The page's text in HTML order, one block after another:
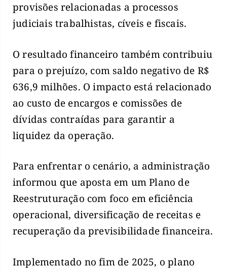
provisões relacionadas a processos
judiciais trabalhistas, cíveis e fiscais.
O resultado financeiro também contribuiu
para o prejuízo, com saldo negativo de R$
636,9 milhões. O impacto está relacionado
ao custo de encargos e comissões de
dívidas contraídas para garantir a
liquidez da operação.
Para enfrentar o cenário, a administração
informou que aposta em um Plano de
Reestruturação com foco em eficiência
operacional, diversificação de receitas e
recuperação da previsibilidade financeira.
Implementado no fim de 2025, o plano